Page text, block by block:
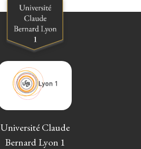
Université Claude
Bernard Lyon 1